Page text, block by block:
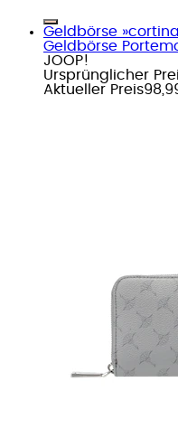
Geldbörse
Geldbörse
JOOP!
Ursprünglicher
Aktueller Preis